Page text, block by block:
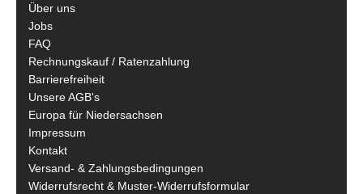
Über uns
Jobs
FAQ
Rechnungskauf / Ratenzahlung
Barrierefreiheit
Unsere AGB's
Europa für Niedersachsen
Impressum
Kontakt
Versand- & Zahlungsbedingungen
Widerrufsrecht & Muster-Widerrufsformular